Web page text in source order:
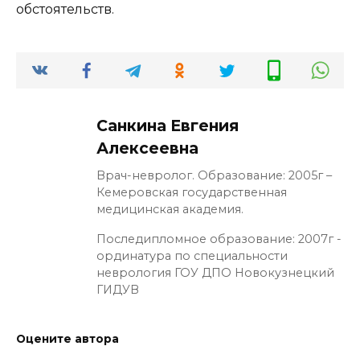
обстоятельств.
Санкина Евгения
Алексеевна
Врач-невролог. Образование: 2005г –
Кемеровская государственная
медицинская академия.
Последипломное образование: 2007г -
ординатура по специальности
неврология ГОУ ДПО Новокузнецкий
ГИДУВ
Оцените автора